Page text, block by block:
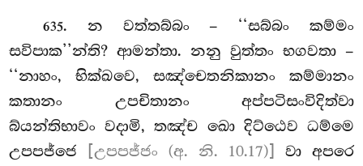
635. න වත්තබ්බං – ‘‘සබ්බං කම්මං
සවිපාක’’න්ති? ආමන්තා. නනු වුත්තං භගවතා –
‘‘නාහං, භික්ඛවෙ, සඤ්චෙතනිකානං කම්මානං
කතානං උපචිතානං අප්පටිසංවිදිත්වා
බ්යන්තිභාවං වදාමි, තඤ්ච ඛො දිට්ඨෙව ධම්මෙ
උපපජ්ජෙ
[උපපජ්ජං (අ. නි. 10.17)]
වා අපරෙ